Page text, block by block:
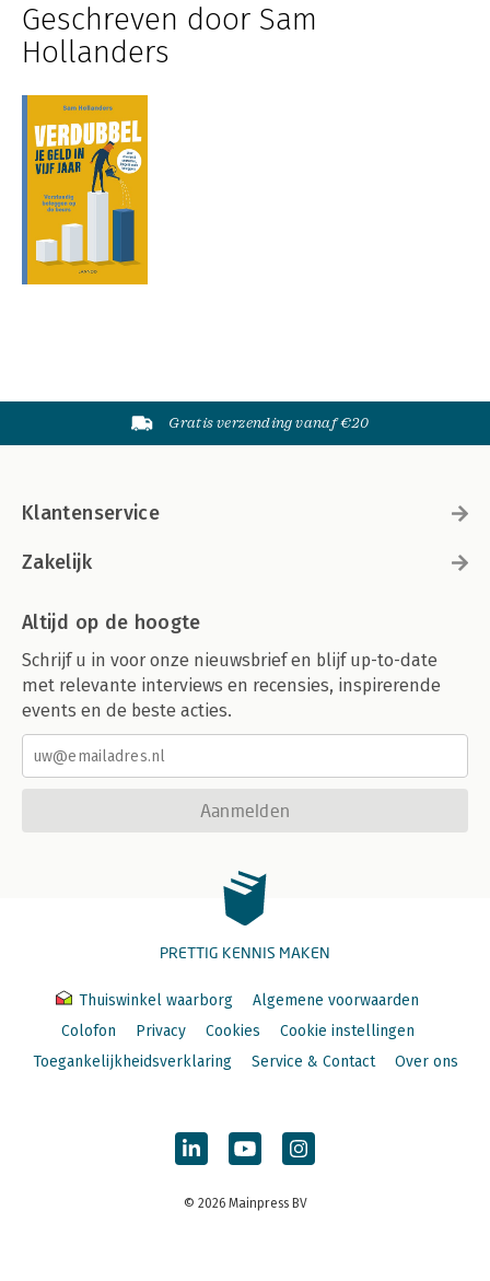
Geschreven door Sam
Hollanders
Gratis verzending vanaf €20
Klantenservice
Zakelijk
Altijd op de hoogte
Schrijf u in voor onze nieuwsbrief en blijf up-to-date
met relevante interviews en recensies, inspirerende
events en de beste acties.
Aanmelden
PRETTIG KENNIS MAKEN
Thuiswinkel waarborg
Algemene voorwaarden
Colofon
Privacy Cookies
Cookie instellingen
Toegankelijkheidsverklaring
Service & Contact Over ons
© 2026 Mainpress BV